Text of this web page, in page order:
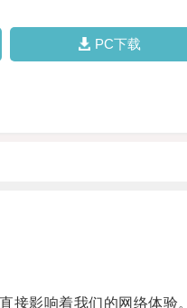
PC下载
影响着我们的网络体验。